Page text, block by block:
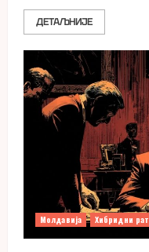
ДЕТАЉНИЈЕ
Молдавија Хибридни рат